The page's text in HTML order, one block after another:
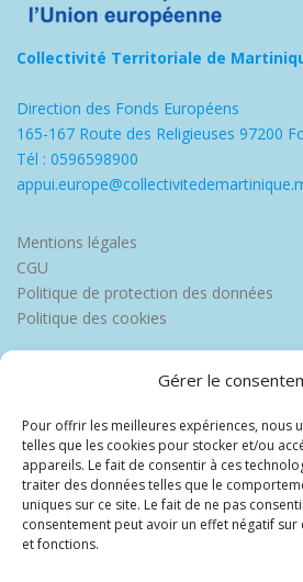
Gérer le
Pour offrir les meilleures expériences, nous
telles que les cookies pour stocker et/ou
appareils. Le fait de consentir à ces
traiter des données telles que le
uniques sur ce site. Le fait de ne pas
consentement peut avoir un effet négatif
et fonctions.
Collectivité Territoriale de
Direction des Fonds Européens
165-167 Route des Religieuses 97200
Tél : 0596598900
Mentions légales
CGU
Politique de protection des données
Politique des cookies